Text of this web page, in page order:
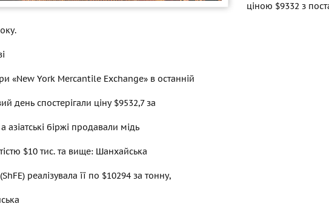
ціною $9332 з
«New York Mercantile Exchange» в останній
день спостерігали ціну $9532,7 за
азіатські біржі продавали мідь
$10 тис. та вище: Шанхайська
реалізувала її по $10294 за тонну,